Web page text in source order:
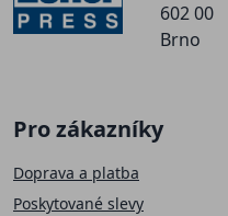
602 00
Brno
Pro zákazníky
Doprava a platba
Poskytované slevy